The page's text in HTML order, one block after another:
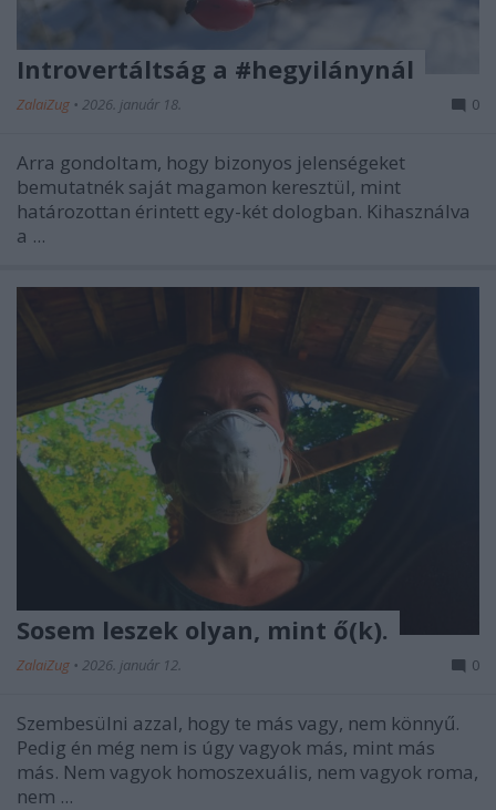
Introvertáltság a #hegyilánynál
ZalaiZug • 2026. január 18. 0
Arra gondoltam, hogy bizonyos jelenségeket
bemutatnék saját magamon keresztül, mint
határozottan érintett egy-két dologban. Kihasználva
a ...
Sosem leszek olyan, mint ő(k).
ZalaiZug • 2026. január 12. 0
Szembesülni azzal, hogy te más vagy, nem könnyű.
Pedig én még nem is úgy vagyok más, mint más
más. Nem vagyok homoszexuális, nem vagyok roma,
nem ...